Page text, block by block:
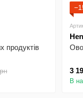
продуктів
3
В